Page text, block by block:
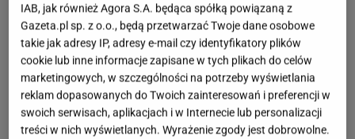
IAB, jak również Agora S.A. będąca spółką powiązaną z
Gazeta.pl sp. z o.o., będą przetwarzać Twoje dane osobowe
takie jak adresy IP, adresy e-mail czy identyfikatory plików
cookie lub inne informacje zapisane w tych plikach do celów
marketingowych, w szczególności na potrzeby wyświetlania
reklam dopasowanych do Twoich zainteresowań i preferencji w
swoich serwisach, aplikacjach i w Internecie lub personalizacji
treści w nich wyświetlanych. Wyrażenie zgody jest dobrowolne.